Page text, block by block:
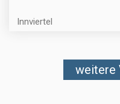
Innviertel
weitere